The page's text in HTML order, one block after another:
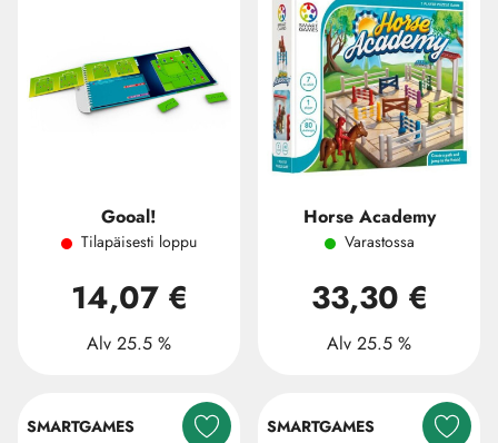
Gooal!
Tilapäisesti loppu
14,07 €
Alv 25.5 %
Horse Academy
Varastossa
33,30 €
Alv 25.5 %
SMARTGAMES SMARTGAMES